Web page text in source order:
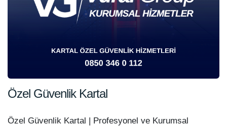
Özel Güvenlik Kartal
Özel Güvenlik Kartal | Profesyonel ve Kurumsal